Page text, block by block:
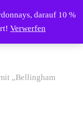
darauf 10 %
Verwerfen
search
„Bellingham